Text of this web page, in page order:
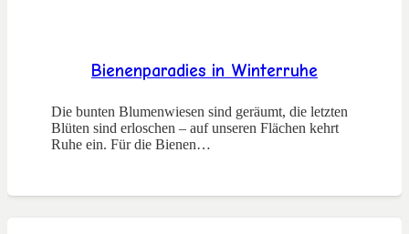
Bienenparadies in Winterruhe
Die bunten Blumenwiesen sind geräumt, die letzten
Blüten sind erloschen – auf unseren Flächen kehrt
Ruhe ein. Für die Bienen…